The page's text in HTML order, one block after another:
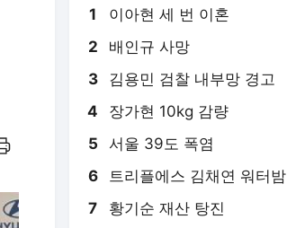
1 이아현 세 번 이혼
2 배인규 사망
3 김용민 검찰 내부망 경고
4 장가현 10kg 감량
5 서울 39도 폭염
6 트리플에스 김채연 워터밤
7 황기순 재산 탕진